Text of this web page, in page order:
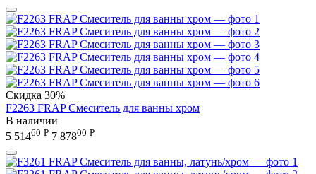
Скидка 30%
F2263 FRAP Смеситель для ванны хром
В наличии
5 51460 Р 7 87800 Р